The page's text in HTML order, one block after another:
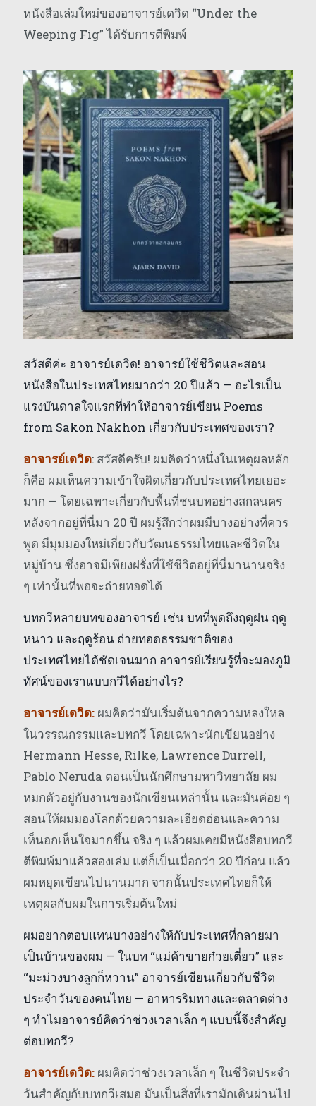
หนังสือเล่มใหม่ของอาจารย์เดวิด “Under the
Weeping Fig” ได้รับการตีพิมพ์
สวัสดีค่ะ อาจารย์เดวิด! อาจารย์ใช้ชีวิตและสอน
หนังสือในประเทศไทยมากว่า 20 ปีแล้ว — อะไรเป็น
แรงบันดาลใจแรกที่ทำให้อาจารย์เขียน Poems
from Sakon Nakhon เกี่ยวกับประเทศของเรา?
อาจารย์เดวิด: สวัสดีครับ! ผมคิดว่าหนึ่งในเหตุผลหลัก
ก็คือ ผมเห็นความเข้าใจผิดเกี่ยวกับประเทศไทยเยอะ
มาก — โดยเฉพาะเกี่ยวกับพื้นที่ชนบทอย่างสกลนคร
หลังจากอยู่ที่นี่มา 20 ปี ผมรู้สึกว่าผมมีบางอย่างที่ควร
พูด มีมุมมองใหม่เกี่ยวกับวัฒนธรรมไทยและชีวิตใน
หมู่บ้าน ซึ่งอาจมีเพียงฝรั่งที่ใช้ชีวิตอยู่ที่นี่มานานจริง
ๆ เท่านั้นที่พอจะถ่ายทอดได้
บทกวีหลายบทของอาจารย์ เช่น บทที่พูดถึงฤดูฝน ฤดู
หนาว และฤดูร้อน ถ่ายทอดธรรมชาติของ
ประเทศไทยได้ชัดเจนมาก อาจารย์เรียนรู้ที่จะมองภูมิ
ทัศน์ของเราแบบกวีได้อย่างไร?
อาจารย์เดวิด: ผมคิดว่ามันเริ่มต้นจากความหลงใหล
ในวรรณกรรมและบทกวี โดยเฉพาะนักเขียนอย่าง
Hermann Hesse, Rilke, Lawrence Durrell,
Pablo Neruda ตอนเป็นนักศึกษามหาวิทยาลัย ผม
หมกตัวอยู่กับงานของนักเขียนเหล่านั้น และมันค่อย ๆ
สอนให้ผมมองโลกด้วยความละเอียดอ่อนและความ
เห็นอกเห็นใจมากขึ้น จริง ๆ แล้วผมเคยมีหนังสือบทกวี
ตีพิมพ์มาแล้วสองเล่ม แต่ก็เป็นเมื่อกว่า 20 ปีก่อน แล้ว
ผมหยุดเขียนไปนานมาก จากนั้นประเทศไทยก็ให้
เหตุผลกับผมในการเริ่มต้นใหม่
ผมอยากตอบแทนบางอย่างให้กับประเทศที่กลายมา
เป็นบ้านของผม — ในบท “แม่ค้าขายก๋วยเตี๋ยว” และ
“มะม่วงบางลูกก็หวาน” อาจารย์เขียนเกี่ยวกับชีวิต
ประจำวันของคนไทย — อาหารริมทางและตลาดต่าง
ๆ ทำไมอาจารย์คิดว่าช่วงเวลาเล็ก ๆ แบบนี้จึงสำคัญ
ต่อบทกวี?
อาจารย์เดวิด: ผมคิดว่าช่วงเวลาเล็ก ๆ ในชีวิตประจำ
วันสำคัญกับบทกวีเสมอ มันเป็นสิ่งที่เรามักเดินผ่านไป